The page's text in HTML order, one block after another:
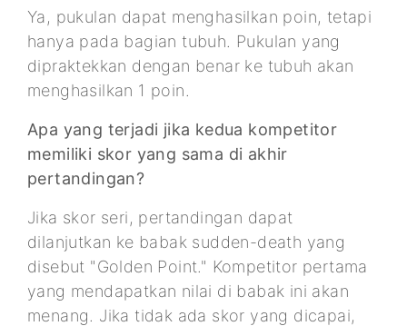
Ya, pukulan dapat menghasilkan poin, tetapi
hanya pada bagian tubuh. Pukulan yang
dipraktekkan dengan benar ke tubuh akan
menghasilkan 1 poin.
Apa yang terjadi jika kedua kompetitor
memiliki skor yang sama di akhir
pertandingan?
Jika skor seri, pertandingan dapat
dilanjutkan ke babak sudden-death yang
disebut "Golden Point." Kompetitor pertama
yang mendapatkan nilai di babak ini akan
menang. Jika tidak ada skor yang dicapai,